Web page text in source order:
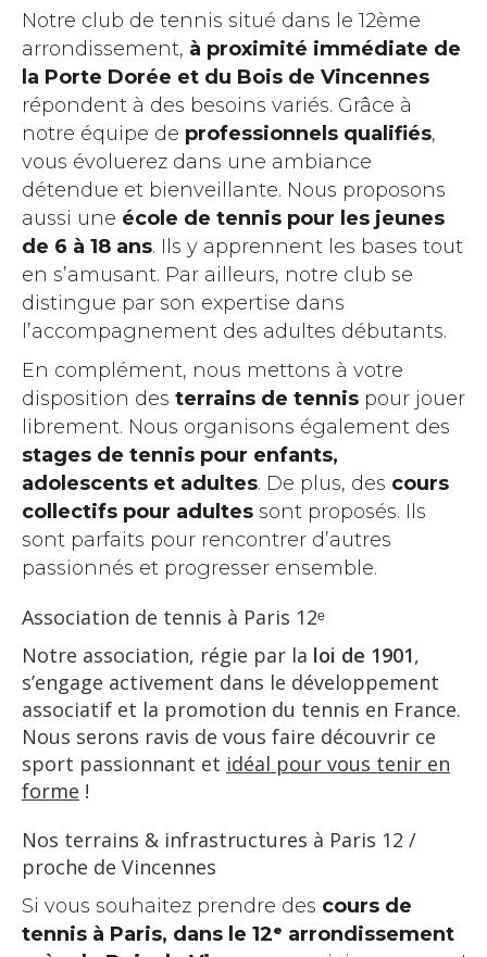
Notre club de tennis situé dans le 12ème
arrondissement, à proximité immédiate de
la Porte Dorée et du Bois de Vincennes
répondent à des besoins variés. Grâce à
notre équipe de professionnels qualifiés,
vous évoluerez dans une ambiance
détendue et bienveillante. Nous proposons
aussi une école de tennis pour les jeunes
de 6 à 18 ans. Ils y apprennent les bases tout
en s’amusant. Par ailleurs, notre club se
distingue par son expertise dans
l’accompagnement des adultes débutants.
En complément, nous mettons à votre
disposition des terrains de tennis pour jouer
librement. Nous organisons également des
stages de tennis pour enfants,
adolescents et adultes. De plus, des cours
collectifs pour adultes sont proposés. Ils
sont parfaits pour rencontrer d’autres
passionnés et progresser ensemble.
Association de tennis à Paris 12ᵉ
Notre association, régie par la loi de 1901,
s’engage activement dans le développement
associatif et la promotion du tennis en France.
Nous serons ravis de vous faire découvrir ce
sport passionnant et idéal pour vous tenir en
forme !
Nos terrains & infrastructures à Paris 12 /
proche de Vincennes
Si vous souhaitez prendre des cours de
tennis à Paris, dans le 12ᵉ arrondissement